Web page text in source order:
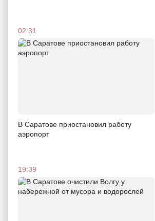
02:31
В Саратове приостановил работу
аэропорт
19:39